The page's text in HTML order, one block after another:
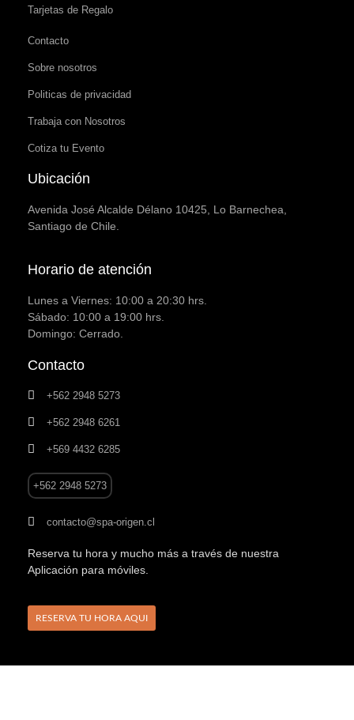
Tarjetas de Regalo
Contacto
Sobre nosotros
Politicas de privacidad
Trabaja con Nosotros
Cotiza tu Evento
Ubicación
Avenida José Alcalde Délano 10425, Lo Barnechea,
Santiago de Chile.
Horario de atención
Lunes a Viernes: 10:00 a 20:30 hrs.
Sábado: 10:00 a 19:00 hrs.
Domingo: Cerrado.
Contacto
+562 2948 5273
+562 2948 6261
+569 4432 6285
+562 2948 5273
contacto@spa-origen.cl
Reserva tu hora y mucho más a través de nuestra
Aplicación para móviles.
RESERVA TU HORA AQUI